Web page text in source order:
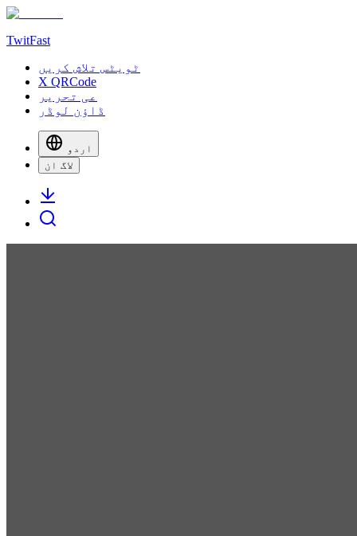
TwitFast
ٹویٹس تلاش کریں
X QRCode
عی تحریر
ڈاؤن لوڈر
اردو
لاگ ان